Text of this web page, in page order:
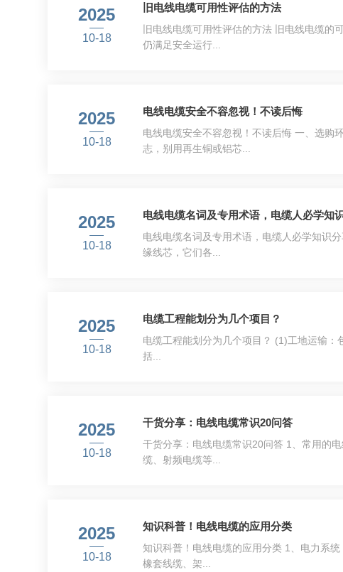
2025
10-18
旧电线电缆可用性评估的方法
旧电线电缆可用性评估的方法 旧电线电缆
仍满足安全运行...
2025
10-18
电线电缆安全不容忽视！不读后悔
电线电缆安全不容忽视！不读后悔 一、选购
志，别用再生铜或铝芯...
2025
10-18
电线电缆名词及专用术语，电缆人必学知
电线电缆名词及专用术语，电缆人必学知识
缘线芯，它们各...
2025
10-18
电缆工程能划分为几个项目？
电缆工程能划分为几个项目？ ​​​​​​​(1)工地运输
括...
2025
10-18
干货分享：电线电缆常识20问答
干货分享：电线电缆常识20问答 1、常用的
缆、射频电缆等...
2025
10-18
知识科普！电线电缆的应用分类
知识科普！电线电缆的应用分类 1、电力系
橡套线缆、架...